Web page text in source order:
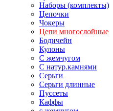
Наборы (комплекты)
Цепочки
Чокеры
Цепи многослойные
Бодичейн
Кулоны
С жемчугом
С натур.камнями
Серьги
Серьги длинные
Пуссеты
Каффы